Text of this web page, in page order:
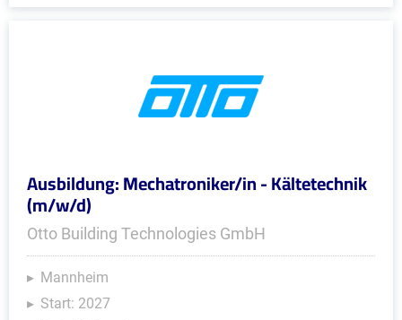
Ausbildung: Mechatroniker/in - Kältetechnik
(m/w/d)
Otto Building Technologies GmbH
Mannheim
Start: 2027